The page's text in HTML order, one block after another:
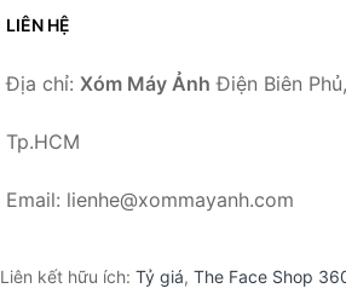
LIÊN HỆ
Địa chỉ: Xóm Máy Ảnh Điện Biên
Tp.HCM
Email: lienhe@xommayanh.com
Liên kết hữu ích: Tỷ giá, The Face Shop